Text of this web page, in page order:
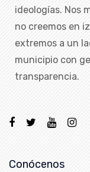
ideologías. Nos
no creemos en
extremos a un
municipio con
transparencia.
Conócenos